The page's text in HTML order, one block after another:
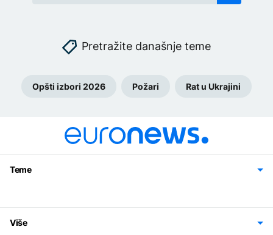
Pretražite današnje teme
Opšti izbori 2026 Požari Rat u Ukrajini
Teme
Svijet
Sport
Magazin
Više